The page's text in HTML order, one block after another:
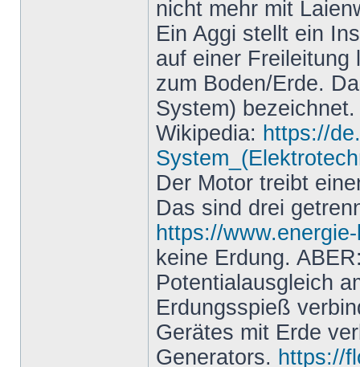
nicht mehr mit
Ein Aggi stellt ein
auf einer Freileitung
zum Boden/Erde.
System)
Wikipedia: https://
Der Motor treibt
Das sind drei
https://
keine Erdung.
Potentialausgleich
Erdungsspieß
Gerätes mit Erde
Generators. https://